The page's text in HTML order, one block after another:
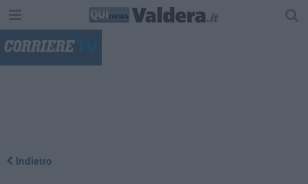
Indietro